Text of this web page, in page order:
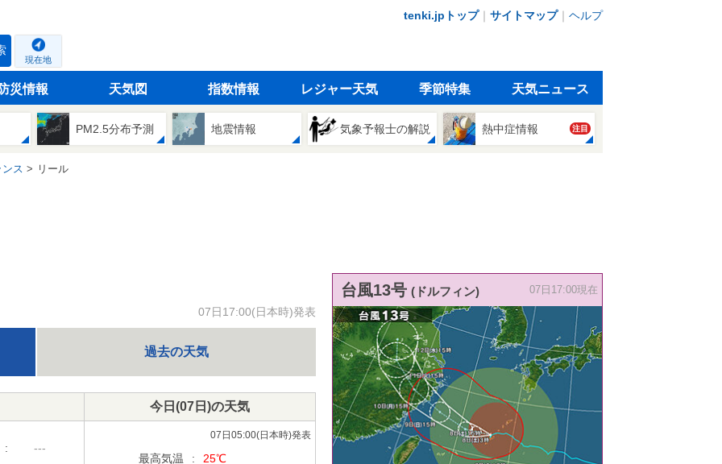
tenki.jpトップ｜ サイトマップ｜ ヘルプ
現在地
災情報 天気図 指数情報 レジャー天気 季節特集 天気ニュース
PM2.5分布予測 地震情報 気象予報士の解説 熱中症情報 注目
ス リール
07日17:00(日本時)発表
過去の天気
今日 (07日)の天気
: ---
07日05:00(日本時)発表
最高気温 : 25℃
台風13号 (ドルフィン) 07日17:00現在